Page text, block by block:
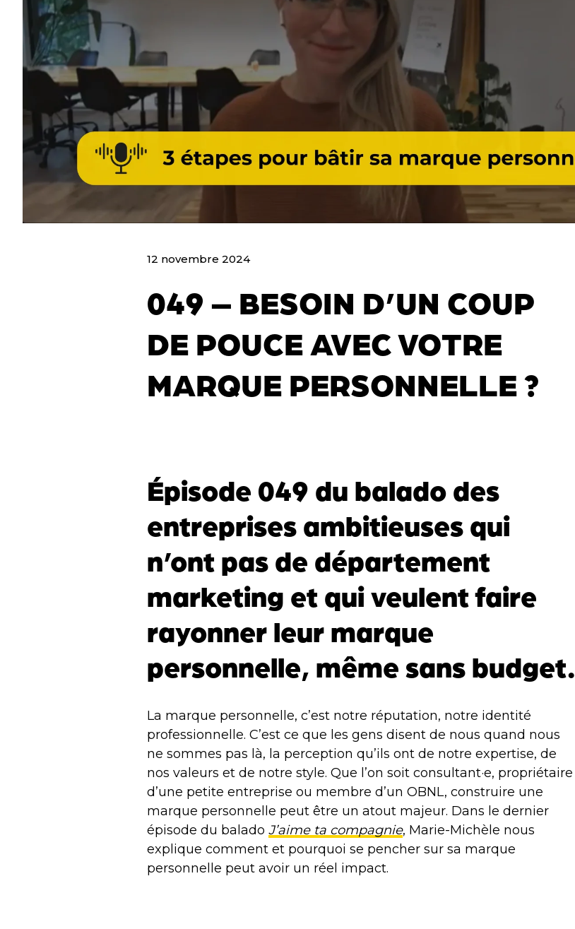
12 novembre 2024
049 – BESOIN D’UN COUP
DE POUCE AVEC VOTRE
MARQUE PERSONNELLE ?
Épisode 049 du balado des
entreprises ambitieuses qui
n’ont pas de département
marketing et qui veulent faire
rayonner leur marque
personnelle, même sans budget.
La marque personnelle, c’est notre réputation, notre identité
professionnelle. C’est ce que les gens disent de nous quand nous
ne sommes pas là, la perception qu’ils ont de notre expertise, de
nos valeurs et de notre style. Que l’on soit consultant·e, propriétaire
d’une petite entreprise ou membre d’un OBNL, construire une
marque personnelle peut être un atout majeur. Dans le dernier
épisode du balado J’aime ta compagnie, Marie-Michèle nous
explique comment et pourquoi se pencher sur sa marque
personnelle peut avoir un réel impact.